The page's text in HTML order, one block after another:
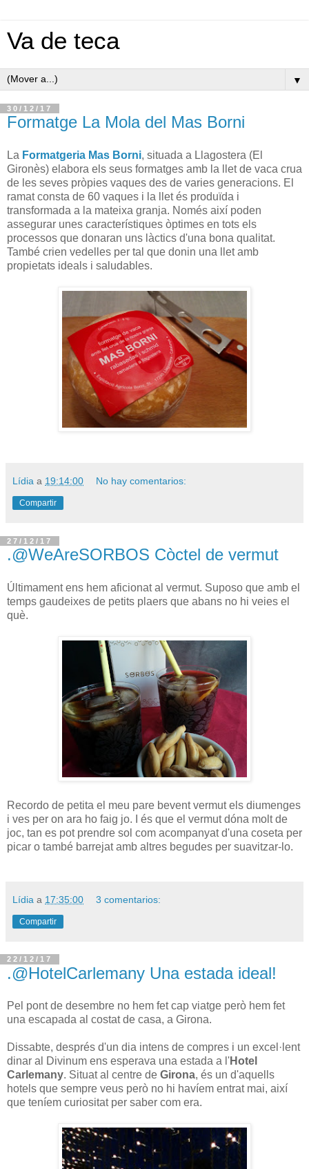
Va de teca
▼
30/12/17
Formatge La Mola del Mas Borni
La Formatgeria Mas Borni, situada a Llagostera (El
Gironès) elabora els seus formatges amb la llet de vaca crua
de les seves pròpies vaques des de varies generacions. El
ramat consta de 60 vaques i la llet és produïda i
transformada a la mateixa granja. Només així poden
assegurar unes característiques òptimes en tots els
processos que donaran uns làctics d'una bona qualitat.
També crien vedelles per tal que donin una llet amb
propietats ideals i saludables.
Lídia a 19:14:00 No hay comentarios:
Compartir
27/12/17
.@WeAreSORBOS Còctel de vermut
Últimament ens hem aficionat al vermut. Suposo que amb el
temps gaudeixes de petits plaers que abans no hi veies el
què.
Recordo de petita el meu pare bevent vermut els diumenges
i ves per on ara ho faig jo. I és que el vermut dóna molt de
joc, tan es pot prendre sol com acompanyat d'una coseta per
picar o també barrejat amb altres begudes per suavitzar-lo.
Lídia a 17:35:00 3 comentarios:
Compartir
22/12/17
.@HotelCarlemany Una estada ideal!
Pel pont de desembre no hem fet cap viatge però hem fet
una escapada al costat de casa, a Girona.
Dissabte, després d'un dia intens de compres i un excel·lent
dinar al Divinum ens esperava una estada a l'Hotel
Carlemany. Situat al centre de Girona, és un d'aquells
hotels que sempre veus però no hi havíem entrat mai, així
que teníem curiositat per saber com era.